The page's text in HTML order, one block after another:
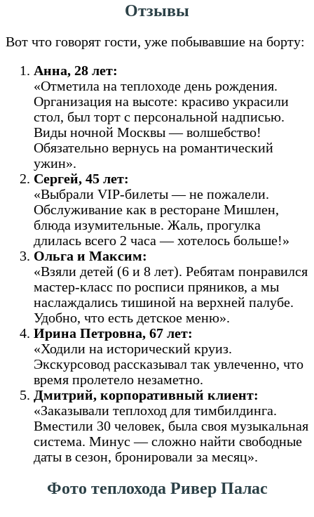
Отзывы
Вот что говорят гости, уже побывавшие на борту:
Анна, 28 лет:
«Отметила на теплоходе день рождения.
Организация на высоте: красиво украсили
стол, был торт с персональной надписью.
Виды ночной Москвы — волшебство!
Обязательно вернусь на романтический
ужин».
Сергей, 45 лет:
«Выбрали VIP-билеты — не пожалели.
Обслуживание как в ресторане Мишлен,
блюда изумительные. Жаль, прогулка
длилась всего 2 часа — хотелось больше!»
Ольга и Максим:
«Взяли детей (6 и 8 лет). Ребятам понравился
мастер-класс по росписи пряников, а мы
наслаждались тишиной на верхней палубе.
Удобно, что есть детское меню».
Ирина Петровна, 67 лет:
«Ходили на исторический круиз.
Экскурсовод рассказывал так увлеченно, что
время пролетело незаметно.
Дмитрий, корпоративный клиент:
«Заказывали теплоход для тимбилдинга.
Вместили 30 человек, была своя музыкальная
система. Минус — сложно найти свободные
даты в сезон, бронировали за месяц».
Фото теплохода Ривер Палас